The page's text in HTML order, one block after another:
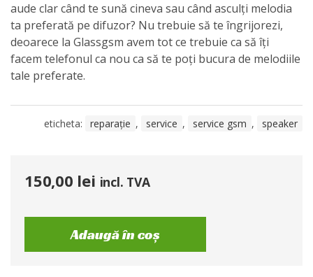
aude clar când te sună cineva sau când asculți melodia
ta preferată pe difuzor? Nu trebuie să te îngrijorezi,
deoarece la Glassgsm avem tot ce trebuie ca să îți
facem telefonul ca nou ca să te poți bucura de melodiile
tale preferate.
eticheta: reparație , service , service gsm , speaker
150,00 lei incl. TVA
Adaugă în coș